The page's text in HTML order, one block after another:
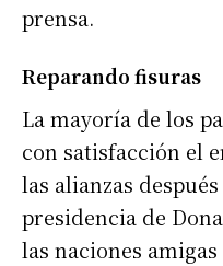
prensa.
Reparando fisuras
La mayoría de los
con satisfacción el
las alianzas
presidencia de
las naciones